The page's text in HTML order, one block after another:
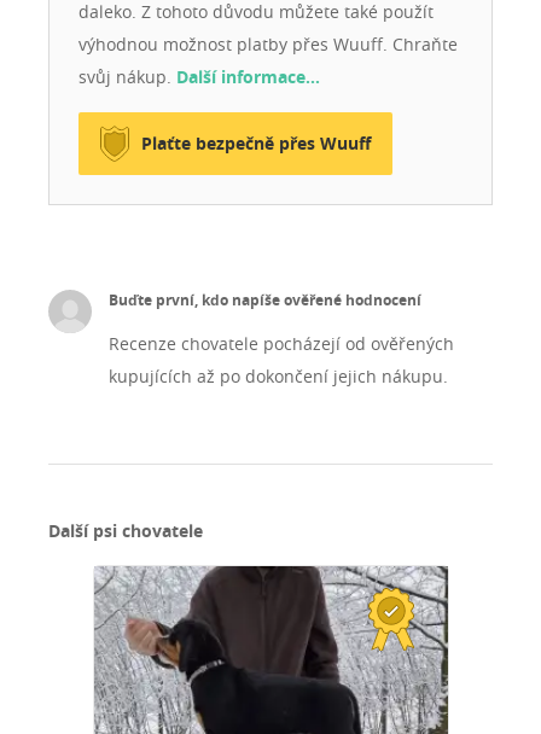
daleko. Z tohoto důvodu můžete také použít
výhodnou možnost platby přes Wuuff. Chraňte
svůj nákup. Další informace…
Plaťte bezpečně přes Wuuff
Buďte první, kdo napíše ověřené hodnocení
Recenze chovatele pocházejí od ověřených
kupujících až po dokončení jejich nákupu.
Další psi chovatele